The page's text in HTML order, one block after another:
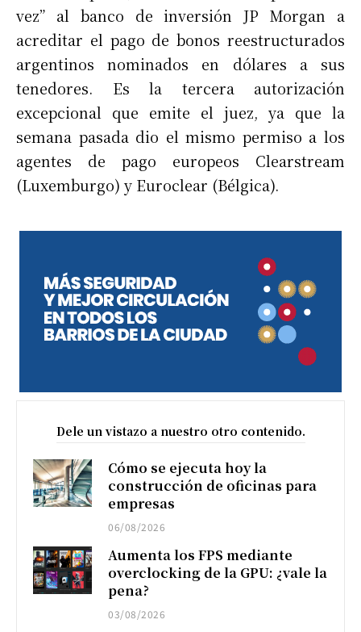
vez” al banco de inversión JP Morgan a
acreditar el pago de bonos reestructurados
argentinos nominados en dólares a sus
tenedores. Es la tercera autorización
excepcional que emite el juez, ya que la
semana pasada dio el mismo permiso a los
agentes de pago europeos Clearstream
(Luxemburgo) y Euroclear (Bélgica).
Dele un vistazo a nuestro otro contenido.
Cómo se ejecuta hoy la
construcción de oficinas para
empresas
06/08/2026
Aumenta los FPS mediante
overclocking de la GPU: ¿vale la
pena?
03/08/2026